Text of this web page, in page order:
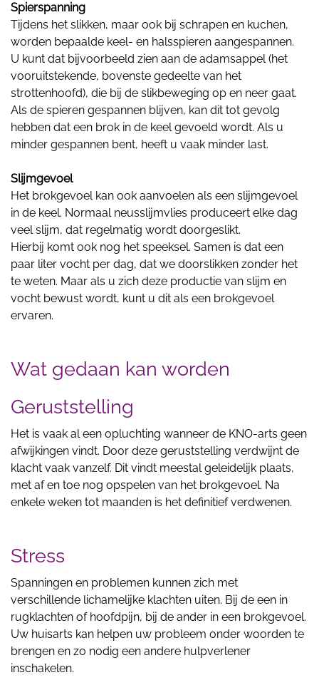
Spierspanning
Tijdens het slikken, maar ook bij schrapen en kuchen,
worden bepaalde keel- en halsspieren aangespannen.
U kunt dat bijvoorbeeld zien aan de adamsappel (het
vooruitstekende, bovenste gedeelte van het
strottenhoofd), die bij de slikbeweging op en neer gaat.
Als de spieren gespannen blijven, kan dit tot gevolg
hebben dat een brok in de keel gevoeld wordt. Als u
minder gespannen bent, heeft u vaak minder last.
Slijmgevoel
Het brokgevoel kan ook aanvoelen als een slijmgevoel
in de keel. Normaal neusslijmvlies produceert elke dag
veel slijm, dat regelmatig wordt doorgeslikt.
Hierbij komt ook nog het speeksel. Samen is dat een
paar liter vocht per dag, dat we doorslikken zonder het
te weten. Maar als u zich deze productie van slijm en
vocht bewust wordt, kunt u dit als een brokgevoel
ervaren.
Wat gedaan kan worden
Geruststelling
Het is vaak al een opluchting wanneer de KNO-arts geen
afwijkingen vindt. Door deze geruststelling verdwijnt de
klacht vaak vanzelf. Dit vindt meestal geleidelijk plaats,
met af en toe nog opspelen van het brokgevoel. Na
enkele weken tot maanden is het definitief verdwenen.
Stress
Spanningen en problemen kunnen zich met
verschillende lichamelijke klachten uiten. Bij de een in
rugklachten of hoofdpijn, bij de ander in een brokgevoel.
Uw huisarts kan helpen uw probleem onder woorden te
brengen en zo nodig een andere hulpverlener
inschakelen.